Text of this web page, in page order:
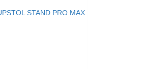
STAND PRO MAX